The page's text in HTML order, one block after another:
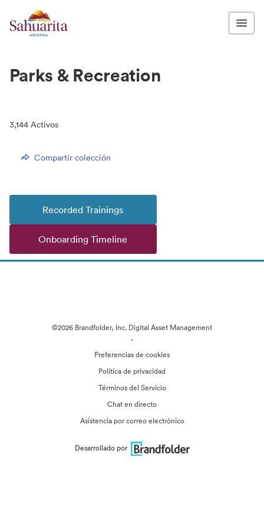
Parks & Recreation
3,144 Activos
Compartir colección
Recorded Trainings
Onboarding Timeline
©2026 Brandfolder, Inc. Digital Asset Management
·
Preferencias de cookies
Política de privacidad
Términos del Servicio
Chat en directo
Asistencia por correo electrónico
Desarrollado por